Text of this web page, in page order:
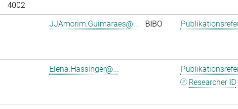
4002
JJAmorim.Guimaraes@... BIBO
Elena.Hassinger@...
Researcher ID